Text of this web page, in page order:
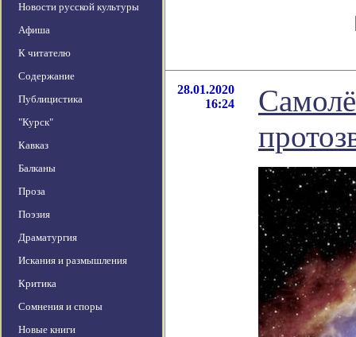
Новости русской культуры
Афиша
К читателю
Содержание
Публицистика
"Курск"
Кавказ
Балканы
Проза
Поэзия
Драматургия
Искания и размышления
Критика
Сомнения и споры
Новые книги
28.01.2020
16:24